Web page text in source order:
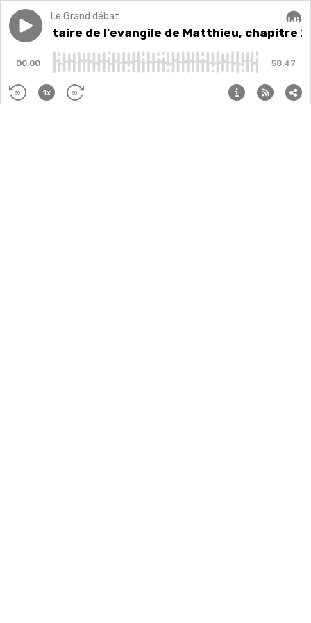
Play episodeCommentaire de l'evangile de Matthieu, chapitre 25
Le Grand débat
Commentaire de l'evangile de Matthieu, chapitre
00:00 58:47
30 1x 30